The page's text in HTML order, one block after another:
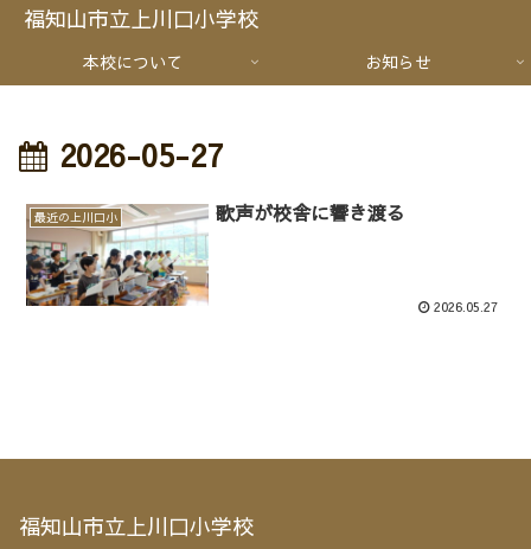
福知山市立上川口小学校
本校について お知らせ
2026-05-27
最近の上川口小 歌声が校舎に響き渡る
2026.05.27
福知山市立上川口小学校